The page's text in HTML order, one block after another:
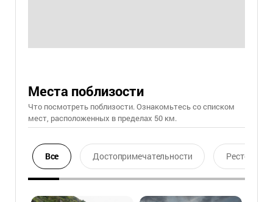
Места поблизости
Что посмотреть поблизости. Ознакомьтесь со списком
мест, расположенных в пределах 50 км.
Все Достопримечательности Ресторан